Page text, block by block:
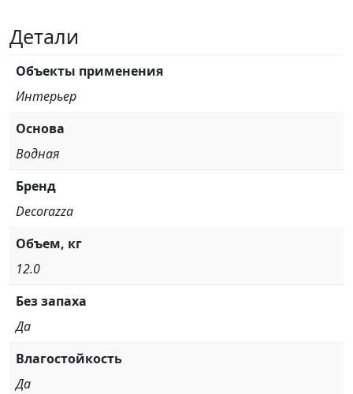
Детали
Объекты применения
Интерьер
Основа
Водная
Бренд
Decorazza
Объем, кг
12.0
Без запаха
Да
Влагостойкость
Да